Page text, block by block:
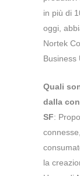
in più di
oggi,
Nortek
Business
Quali
dalla
SF:
la